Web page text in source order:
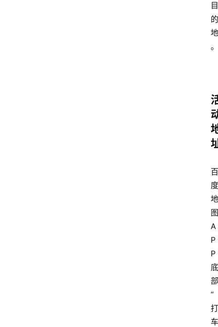
目
的
地
。
百
度
地
图
A
P
P
底
部
“
打
车